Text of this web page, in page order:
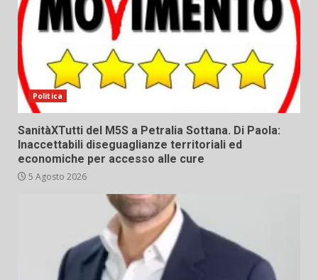
Politica
SanitàXTutti del M5S a Petralia Sottana. Di Paola:
Inaccettabili diseguaglianze territoriali ed
economiche per accesso alle cure
5 Agosto 2026